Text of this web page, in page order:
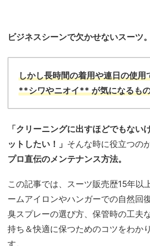
ビジネスシーンで欠かせないスーツ。
しかし長時間の着用や連日の使用
**シワやニオイ** が気になるも
「クリーニングに出すほどでもない
ットしたい！」 そんな時に役立つのが
プロ直伝のメンテナンス方法。
この記事では、スーツ販売歴15年以
ームアイロンやハンガーでの自然回
臭スプレーの選び方、保管時の工夫
持ち＆快適に保つためのコツをわか
す。